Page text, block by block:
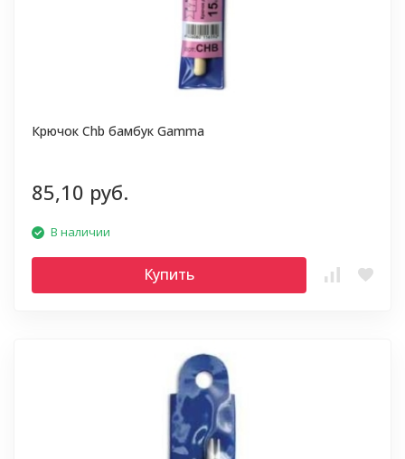
Крючок Chb бамбук Gamma
85,10 руб.
В наличии
Купить